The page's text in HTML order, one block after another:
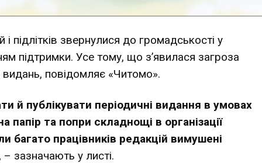
і підлітків звернулися до громадськості у
підтримки. Усе тому, що з’явилася загроза
видань, повідомляє «Читомо».
й публікувати періодичні видання в умовах
папір та попри складнощі в організації
багато працівників редакцій вимушені
, – зазначають у листі.